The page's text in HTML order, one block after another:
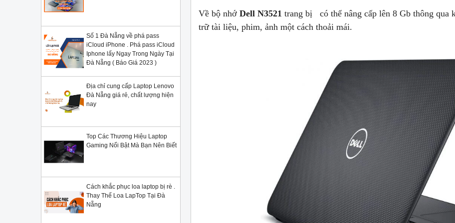
Số 1 Đà Nẵng về phá pass
iCloud iPhone . Phá pass iCloud
Iphone lấy Ngay Trong Ngày Tại
Đà Nẵng ( Báo Giá 2023 )
Địa chỉ cung cấp Laptop Lenovo
Đà Nẵng giá rẻ, chất lượng hiện
nay
Top Các Thương Hiệu Laptop
Gaming Nổi Bật Mà Bạn Nên Biết
Cách khắc phục loa laptop bị rè .
Thay Thế Loa LapTop Tại Đà
Nẵng
Về bộ nhớ Dell N3521 trang bị có thể nâng cấp lên 8 Gb thông qua
trữ tài liệu, phim, ảnh một cách thoải mái.